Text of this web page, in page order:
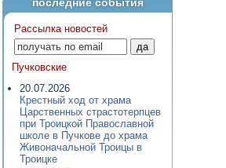
Рассылка новостей
Пучковские
20.07.2026
Крестный ход от храма
Царственных страстотерпцев
при Троицкой Православной
школе в Пучкове до храма
Живоначальной Троицы в
Троицке